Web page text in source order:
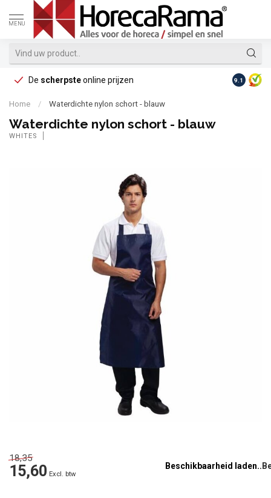
MENU
De scherpsteonline prijzen Op
9.1
Home / Waterdichte nylon schort - blauw
Waterdichte nylon schort - blauw
WHITES
18,35
15,60 Excl. btw
Beschikbaarheid laden..